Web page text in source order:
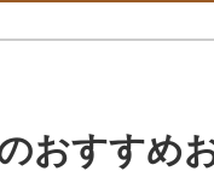
おすすめ